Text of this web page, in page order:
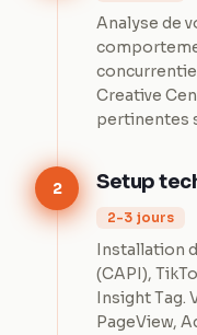
Analyse de
Creative
pertinentes
2 Setup
2-3 jours
Installation
(CAPI),
Insight Tag.
PageView,